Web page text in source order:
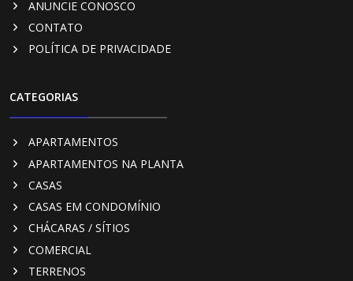
ANUNCIE CONOSCO
CONTATO
POLÍTICA DE PRIVACIDADE
CATEGORIAS
APARTAMENTOS
APARTAMENTOS NA PLANTA
CASAS
CASAS EM CONDOMÍNIO
CHÁCARAS / SÍTIOS
COMERCIAL
TERRENOS